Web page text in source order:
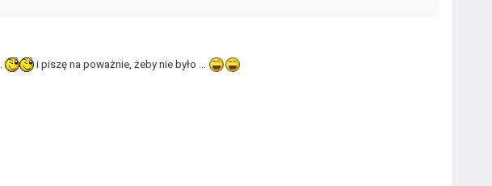
i piszę na poważnie, żeby nie było ...